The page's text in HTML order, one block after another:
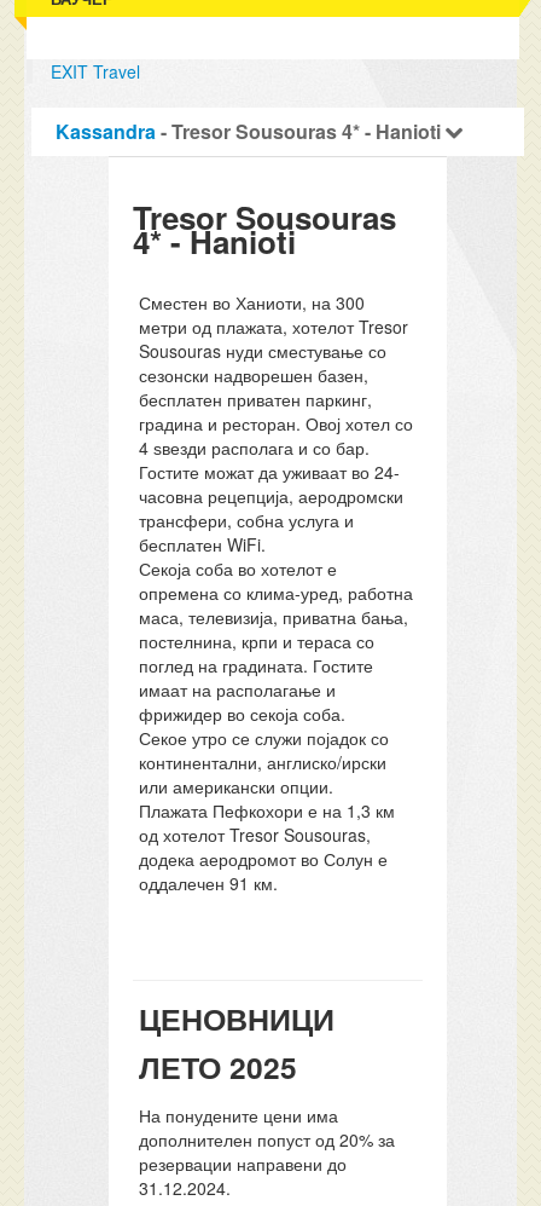
EXIT Travel
Kassandra- Tresor Sousouras 4* - Hanioti
Tresor Sousouras
4* - Hanioti
Сместен во Ханиоти, на 300
метри од плажата, хотелот Tresor
Sousouras нуди сместување со
сезонски надворешен базен,
бесплатен приватен паркинг,
градина и ресторан. Овој хотел со
4 ѕвезди располага и со бар.
Гостите можат да уживаат во 24-
часовна рецепција, аеродромски
трансфери, собна услуга и
бесплатен WiFi.
Секоја соба во хотелот е
опремена со клима-уред, работна
маса, телевизија, приватна бања,
постелнина, крпи и тераса со
поглед на градината. Гостите
имаат на располагање и
фрижидер во секоја соба.
Секое утро се служи појадок со
континентални, англиско/ирски
или американски опции.
Плажата Пефкохори е на 1,3 км
од хотелот Tresor Sousouras,
додека аеродромот во Солун е
оддалечен 91 км.
ЦЕНОВНИЦИ
ЛЕТО 2025
На понудените цени има
дополнителен попуст од 20% за
резервации направени до
31.12.2024.